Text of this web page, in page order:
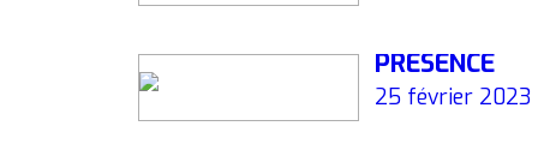
PRÉSENCE
25 février 2023